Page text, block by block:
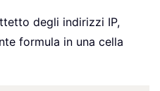
degli indirizzi IP,
formula in una cella